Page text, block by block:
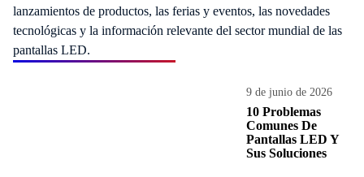
lanzamientos de productos, las ferias y eventos, las novedades
tecnológicas y la información relevante del sector mundial de las
pantallas LED.
9 de junio de 2026
10 Problemas
Comunes De
Pantallas LED Y
Sus Soluciones